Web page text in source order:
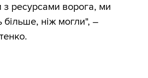
з ресурсами ворога, ми
більше, ніж могли", –